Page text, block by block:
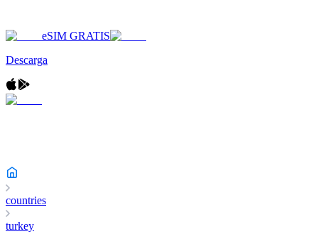
eSIM GRATIS
Descarga
countries
turkey